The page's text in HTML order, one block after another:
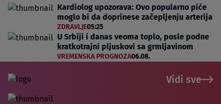
Kardiolog upozorava: Ovo popularno piće
moglo bi da doprinese začepljenju arterija
ZDRAVLJE05:25
U Srbiji i danas veoma toplo, posle podne
kratkotrajni pljuskovi sa grmljavinom
VREMENSKA PROGNOZA06.08.
Vidi sve